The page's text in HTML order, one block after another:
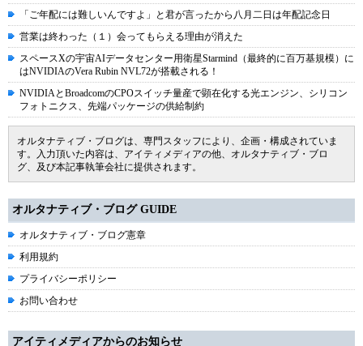
「ご年配には難しいんですよ」と君が言ったから八月二日は年配記念日
営業は終わった（１）会ってもらえる理由が消えた
スペースXの宇宙AIデータセンター用衛星Starmind（最終的に百万基規模）に
はNVIDIAのVera Rubin NVL72が搭載される！
NVIDIAとBroadcomのCPOスイッチ量産で顕在化する光エンジン、シリコン
フォトニクス、先端パッケージの供給制約
オルタナティブ・ブログは、専門スタッフにより、企画・構成されていま
す。入力頂いた内容は、アイティメディアの他、オルタナティブ・ブロ
グ、及び本記事執筆会社に提供されます。
オルタナティブ・ブログ GUIDE
オルタナティブ・ブログ憲章
利用規約
プライバシーポリシー
お問い合わせ
アイティメディアからのお知らせ